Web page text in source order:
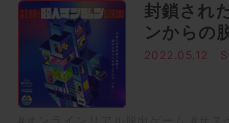
封鎖され
ンからの
2022.05.12